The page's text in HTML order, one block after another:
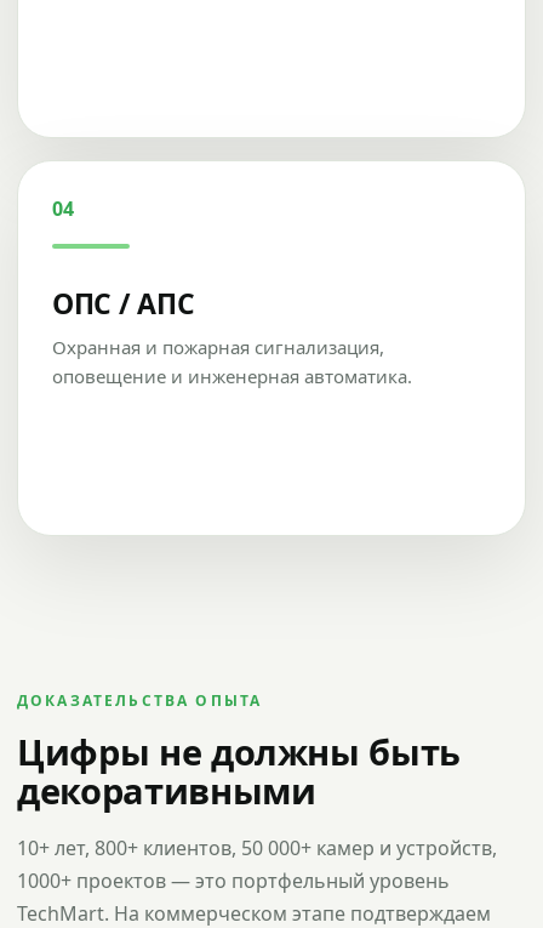
04
ОПС / АПС
Охранная и пожарная сигнализация,
оповещение и инженерная автоматика.
ДОКАЗАТЕЛЬСТВА ОПЫТА
Цифры не должны быть
декоративными
10+ лет, 800+ клиентов, 50 000+ камер и устройств,
1000+ проектов — это портфельный уровень
TechMart. На коммерческом этапе подтверждаем